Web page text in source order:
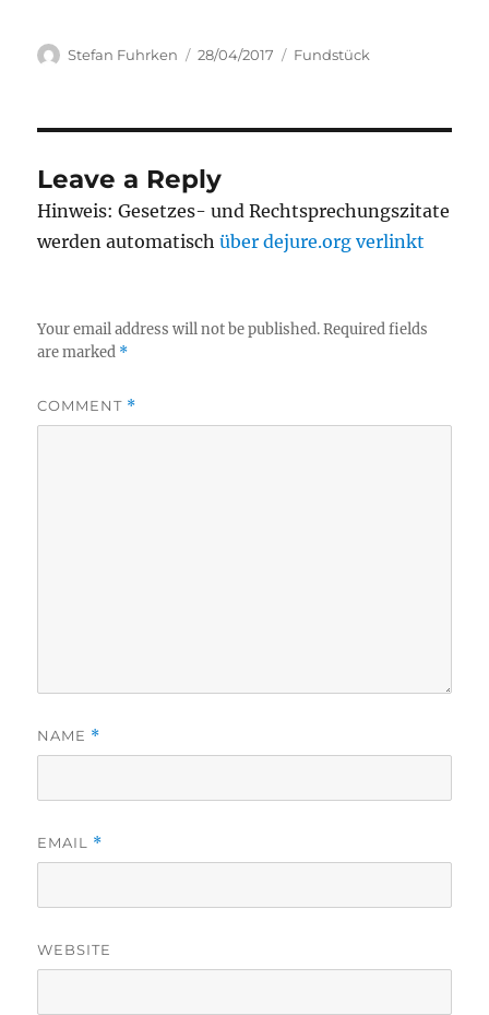
Author
Stefan Fuhrken
Posted
28/04/2017 Categories
Fundstück
Leave a Reply
Hinweis: Gesetzes- und Rechtsprechungszitate
werden automatischüber dejure.org verlinkt
Your email address will not be published. Required fields
are marked *
COMMENT *
NAME *
EMAIL *
WEBSITE